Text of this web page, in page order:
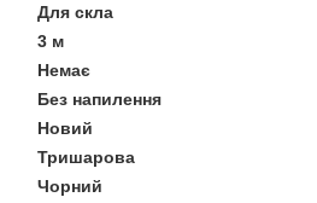
Для скла
3 м
Немає
Без напилення
Новий
Тришарова
Чорний